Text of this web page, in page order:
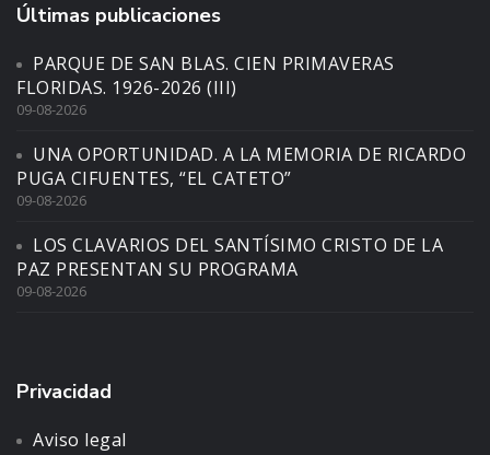
Últimas publicaciones
PARQUE DE SAN BLAS. CIEN PRIMAVERAS
FLORIDAS. 1926-2026 (III)
09-08-2026
UNA OPORTUNIDAD. A LA MEMORIA DE RICARDO
PUGA CIFUENTES, “EL CATETO”
09-08-2026
LOS CLAVARIOS DEL SANTÍSIMO CRISTO DE LA
PAZ PRESENTAN SU PROGRAMA
09-08-2026
Privacidad
Aviso legal